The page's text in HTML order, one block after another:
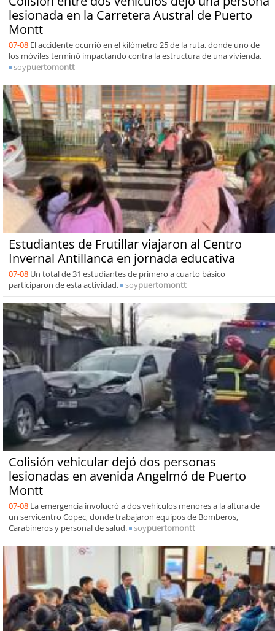
lesionada en la Carretera Austral de Puerto
Montt
07-08 El accidente ocurrió en el kilómetro 25 de la ruta, donde uno de
los móviles terminó impactando contra la estructura de una vivienda.
soypuertomontt
Estudiantes de Frutillar viajaron al Centro
Invernal Antillanca en jornada educativa
07-08 Un total de 31 estudiantes de primero a cuarto básico
participaron de esta actividad.
soypuertomontt
Colisión vehicular dejó dos personas
lesionadas en avenida Angelmó de Puerto
Montt
07-08 La emergencia involucró a dos vehículos menores a la altura de
un servicentro Copec, donde trabajaron equipos de Bomberos,
Carabineros y personal de salud.
soypuertomontt